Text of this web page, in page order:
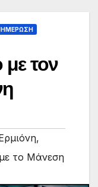
τον
,
το Μάνεση